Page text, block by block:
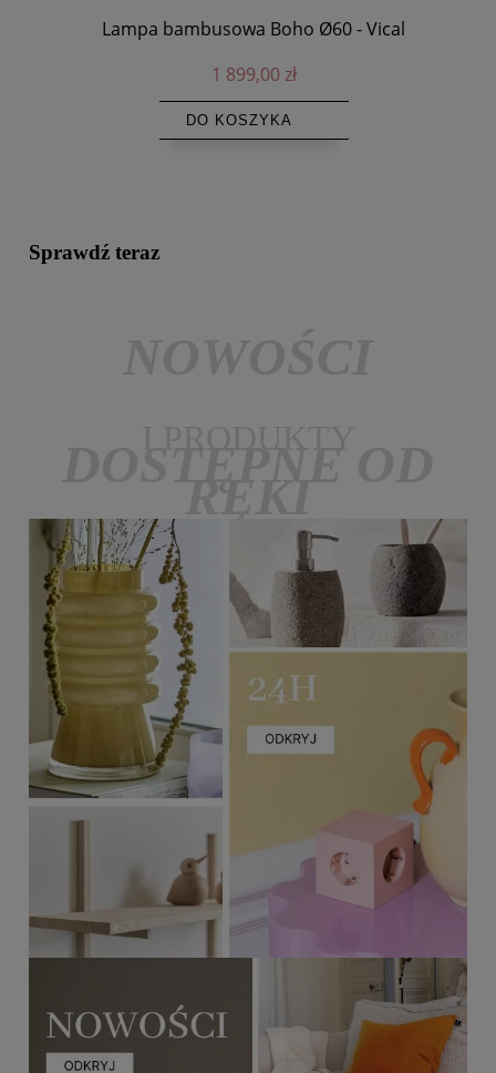
Lampa bambusowa Boho Ø60 - Vical
1 899,00 zł
DO KOSZYKA
Sprawdź teraz